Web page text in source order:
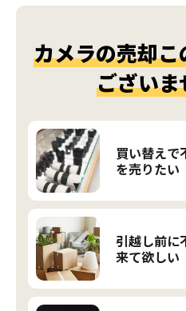
カメラの売却
ござい
買い替えで
を売りたい
引越し前に
来て欲しい